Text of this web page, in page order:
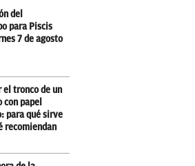
del
para Piscis
7 de agosto
el tronco de un
con papel
para qué sirve
recomiendan